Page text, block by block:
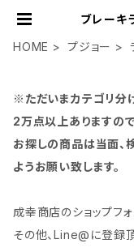
ブレーキ
HOME プジョー
※ただいまカテゴリ分
2万点以上ありますの
お探しの商品は当面、
ようお願い致します。
成幸商店のショップフ
その他、Line@に登録